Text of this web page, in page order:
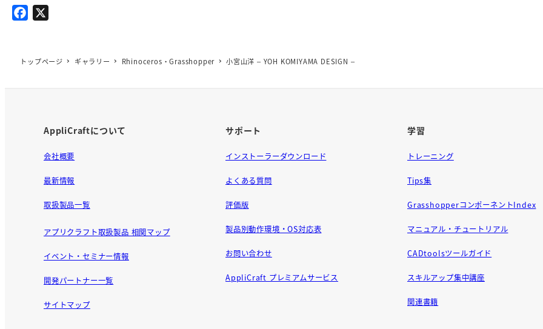
e
トップページ ギャラリー Rhinoceros・Grasshopper 小宮山洋 – YOH KOMIYAMA DESIGN –
AppliCraftについて
会社概要
最新情報
取扱製品一覧
アプリクラフト取扱製品 相関マップ
イベント・セミナー情報
開発パートナー一覧
サイトマップ
サポート
インストーラーダウンロード
よくある質問
評価版
製品別動作環境・OS対応表
お問い合わせ
AppliCraft プレミアムサービス
学習
トレーニング
Tips集
GrasshopperコンポーネントIndex
マニュアル・チュートリアル
CADtoolsツールガイド
スキルアップ集中講座
関連書籍